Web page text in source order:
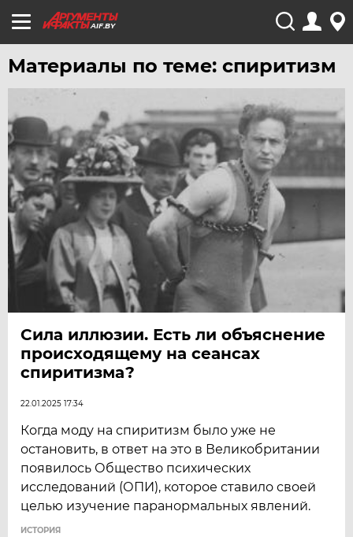
AIF.BY
Материалы по теме: спиритизм
Сила иллюзии. Есть ли объяснение
происходящему на сеансах
спиритизма?
22.01.2025 17:34
Когда моду на спиритизм было уже не
остановить, в ответ на это в Великобритании
появилось Общество психических
исследований (ОПИ), которое ставило своей
целью изучение паранормальных явлений.
ИСТОРИЯ